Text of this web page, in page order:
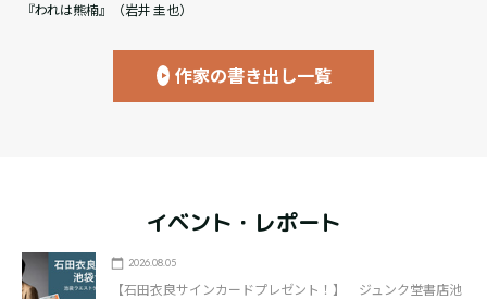
作家の書き出し一覧
『われは熊楠』（岩井 圭也）
イベント・レポート
2026.08.05
【石田衣良サインカードプレゼント！】 ジュンク堂書店池